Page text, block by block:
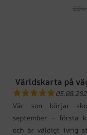
Världskarta på
Vår son börjar
september – första
och är väldigt ivrig